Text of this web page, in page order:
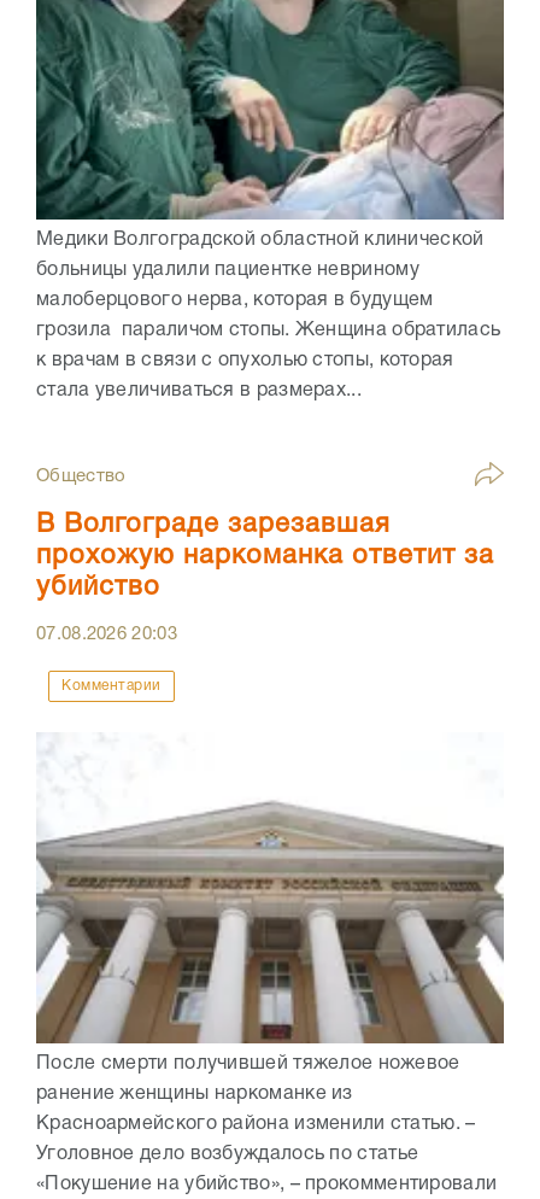
Медики Волгоградской областной клинической
больницы удалили пациентке невриному
малоберцового нерва, которая в будущем
грозила параличом стопы. Женщина обратилась
к врачам в связи с опухолью стопы, которая
стала увеличиваться в размерах...
Общество
В Волгограде зарезавшая
прохожую наркоманка ответит за
убийство
07.08.202620:03
Комментарии
После смерти получившей тяжелое ножевое
ранение женщины наркоманке из
Красноармейского района изменили статью. –
Уголовное дело возбуждалось по статье
«Покушение на убийство», – прокомментировали